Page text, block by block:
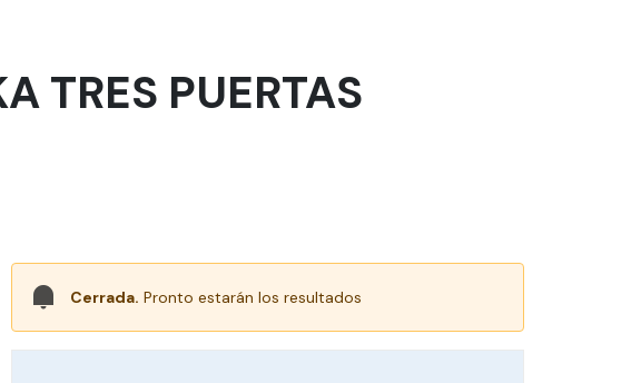
TRES PUERTAS
Cerrada. Pronto estarán los resultados